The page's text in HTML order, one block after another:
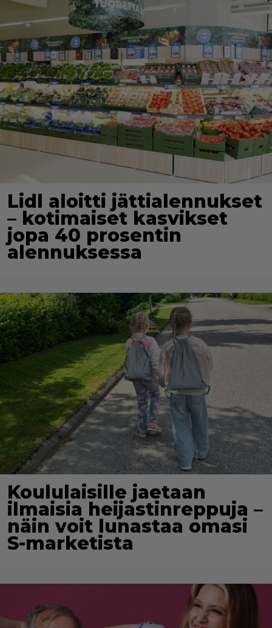
Lidl aloitti jättialennukset
– kotimaiset kasvikset
jopa 40 prosentin
alennuksessa
Koululaisille jaetaan
ilmaisia heijastinreppuja –
näin voit lunastaa omasi
S-marketista